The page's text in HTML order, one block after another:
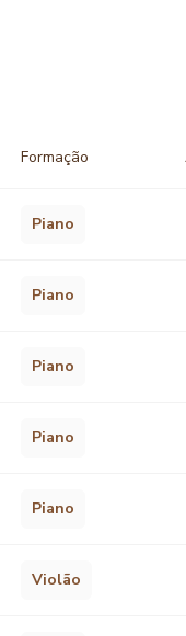
Formação
Piano
Piano
Piano
Piano
Piano
Violão